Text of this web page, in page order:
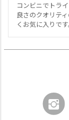
コンビニでトラ
良さのクオリテ
くお気に入りです